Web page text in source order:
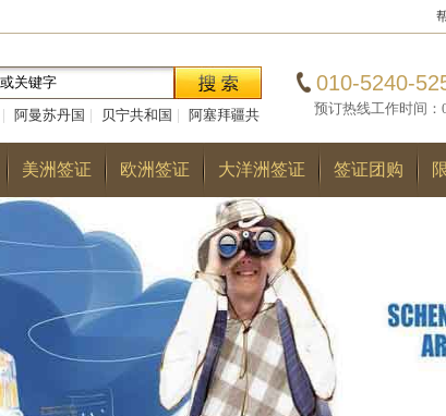
阿曼苏丹国 贝宁共和国
阿塞拜疆共
|阿尔巴尼亚共和国|多哥共和国|巴
010-5240-
预订热线工作时间：
美洲签证 欧洲签证 大洋洲签证 签证团购